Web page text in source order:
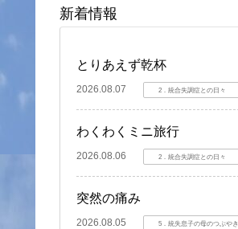
新着情報
とりあえず乾杯
2026.08.07 2．統合失調症との日々
わくわくミニ旅行
2026.08.06 2．統合失調症との日々
突然の痛み
2026.08.05 5．統失息子の母のつぶやき